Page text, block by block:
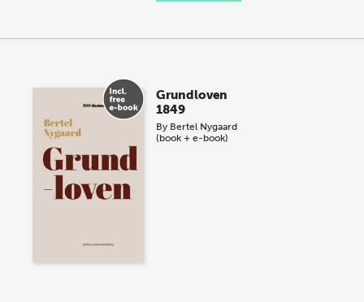
Grundloven
1849
By Bertel Nygaard
(book + e-book)